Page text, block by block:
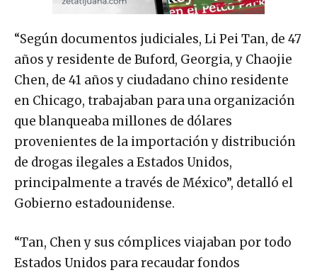
“Según documentos judiciales, Li Pei Tan, de 47
años y residente de Buford, Georgia, y Chaojie
Chen, de 41 años y ciudadano chino residente
en Chicago, trabajaban para una organización
que blanqueaba millones de dólares
provenientes de la importación y distribución
de drogas ilegales a Estados Unidos,
principalmente a través de México”, detalló el
Gobierno estadounidense.
“Tan, Chen y sus cómplices viajaban por todo
Estados Unidos para recaudar fondos